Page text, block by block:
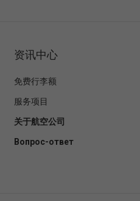
资讯中心
免费行李额
服务项目
关于航空公司
Вопрос-ответ